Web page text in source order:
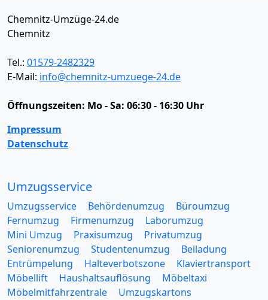
Chemnitz-Umzüge-24.de
Chemnitz
Tel.: 01579-2482329
E-Mail: info@chemnitz-umzuege-24.de
Öffnungszeiten: Mo - Sa: 06:30 - 16:30 Uhr
Impressum
Datenschutz
Umzugsservice
Umzugsservice Behördenumzug
Büroumzug
Fernumzug
Firmenumzug
Laborumzug
Mini Umzug
Praxisumzug
Privatumzug
Seniorenumzug
Studentenumzug
Beiladung
Entrümpelung
Halteverbotszone
Klaviertransport
Möbellift
Haushaltsauflösung
Möbeltaxi
Möbelmitfahrzentrale
Umzugskartons